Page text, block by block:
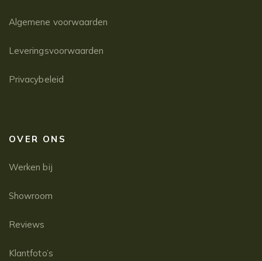
Algemene voorwaarden
Leveringsvoorwaarden
Privacybeleid
OVER ONS
Werken bij
Showroom
Reviews
Klantfoto’s